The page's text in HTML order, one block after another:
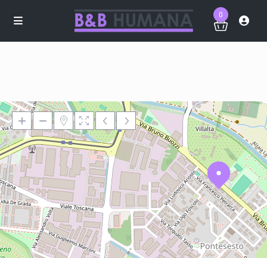
0
Loading Maps